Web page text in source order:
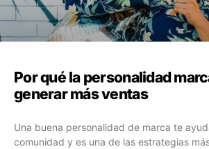
Por qué la personalidad
generar más ventas
Una buena personalidad de marca te
comunidad y es una de las estrategias